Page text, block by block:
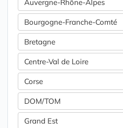
Auvergne-Rhône-Alpes
Bourgogne-Franche-Comté
Bretagne
Centre-Val de Loire
Corse
DOM/TOM
Grand Est